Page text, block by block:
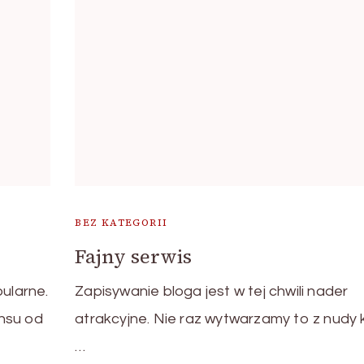
od
BEZ KATEGORII
Fajny serwis
Zapisywanie bloga jest w tej chwili nader
atrakcyjne. Nie raz wytwarzamy to z nudy
…